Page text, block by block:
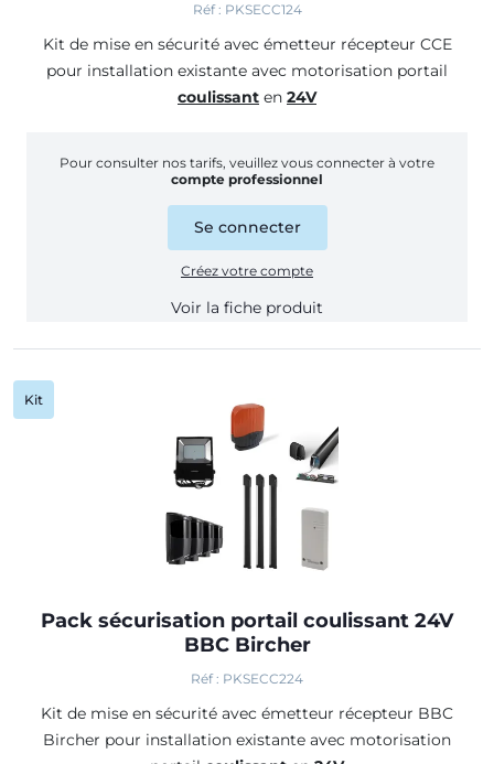
Réf : PKSECC124
Kit de mise en sécurité avec émetteur récepteur CCE
pour installation existante avec motorisation portail
coulissant en 24V
Pour consulter nos tarifs, veuillez vous connecter à votre
compte professionnel
Se connecter
Créez votre compte
Voir la fiche produit
Kit
Pack sécurisation portail coulissant 24V
BBC Bircher
Réf : PKSECC224
Kit de mise en sécurité avec émetteur récepteur BBC
Bircher pour installation existante avec motorisation